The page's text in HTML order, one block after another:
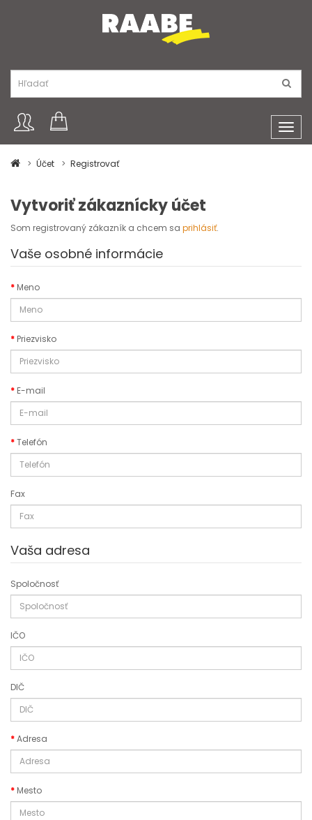
Účet
Registrovať
Vytvoriť zákaznícky účet
Som registrovaný zákazník a chcem sa prihlásiť.
Vaše osobné informácie
Meno
Priezvisko
E-mail
Telefón
Fax
Vaša adresa
Spoločnosť
IČO
DIČ
Adresa
Mesto